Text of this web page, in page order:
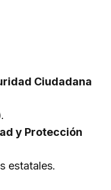
Ciudadana
.
y Protección
estatales.